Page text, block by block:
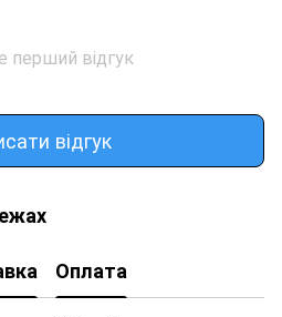
перший відгук
відгук
Оплата